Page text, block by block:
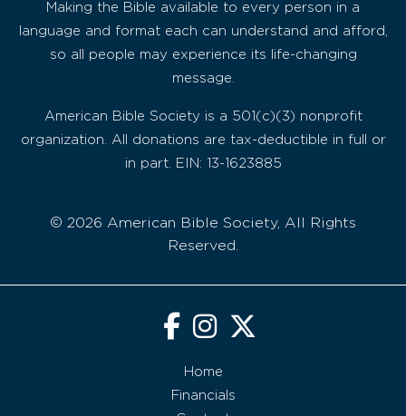
Making the Bible available to every person in a
language and format each can understand and afford,
so all people may experience its life-changing
message.
American Bible Society is a 501(c)(3) nonprofit
organization. All donations are tax-deductible in full or
in part. EIN: 13-1623885
© 2026 American Bible Society, All Rights
Reserved.
Home
Financials